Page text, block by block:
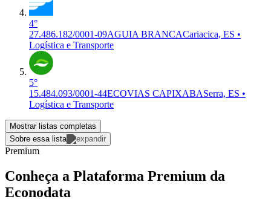
4°
27.486.182/0001-09AGUIA BRANCACariacica, ES •
Logística e Transporte
5°
15.484.093/0001-44ECOVIAS CAPIXABASerra, ES •
Logística e Transporte
Mostrar listas completas
Sobre essa lista
Premium
Conheça a Plataforma Premium da
Econodata